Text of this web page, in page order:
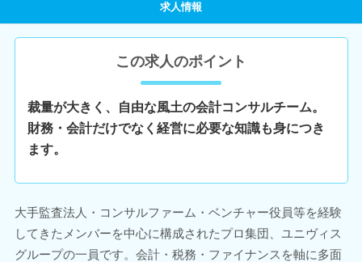
求人情報
この求人のポイント
裁量が大きく、自由な風土の会計コンサルチーム。
財務・会計だけでなく経営に必要な知識も身につき
ます。
大手監査法人・コンサルファーム・ベンチャー役員等を経験
してきたメンバーを中心に構成されたプロ集団、ユニヴィス
グループの一員です。会計・税務・ファイナンスを軸に多面